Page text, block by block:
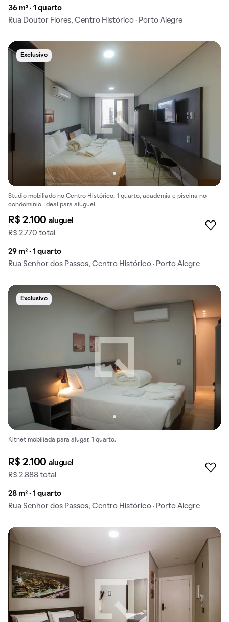
36 m² · 1 quarto
Rua Doutor Flores, Centro Histórico · Porto Alegre
Exclusivo
Studio mobiliado no Centro Histórico, 1 quarto, academia e piscina no
condomínio. Ideal para aluguel.
R$ 2.100 aluguel
R$ 2.770 total
29 m² · 1 quarto
Rua Senhor dos Passos, Centro Histórico · Porto Alegre
Exclusivo
Kitnet mobiliada para alugar, 1 quarto.
R$ 2.100 aluguel
R$ 2.888 total
28 m² · 1 quarto
Rua Senhor dos Passos, Centro Histórico · Porto Alegre